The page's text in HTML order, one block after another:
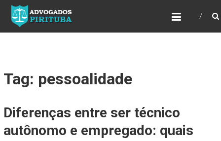
ADVOGADOS PIRITUBA
Precisando de advogado? Entre em contato!
Fazemos toda a assessoria que você
Tag: pessoalidade
Diferenças entre ser técnico
autônomo e empregado: quais